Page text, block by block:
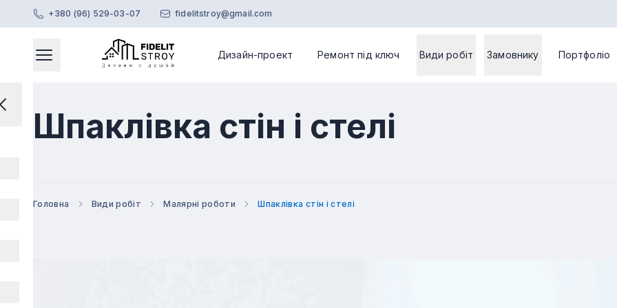
+380 (96) 529-03-07 fidelitstroy@gmail.com
Головне меню Відкриває модальне вікноДизайн-проект Ремонт під ключ Види робіт Замовнику Портфоліо
Шпаклівка стін і стелі
Головна Види робіт Малярні роботи Шпаклівка стін і стелі